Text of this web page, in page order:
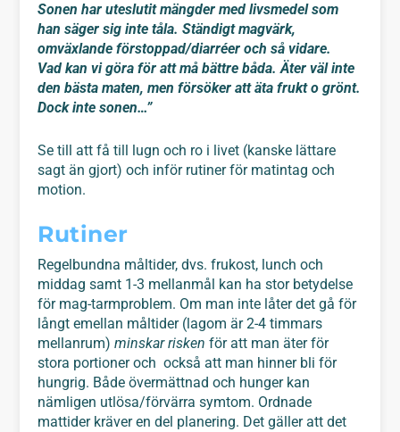
Sonen har uteslutit mängder med livsmedel som
han säger sig inte tåla. Ständigt magvärk,
omväxlande förstoppad/diarréer och så vidare.
Vad kan vi göra för att må bättre båda. Äter väl inte
den bästa maten, men försöker attäta frukt o grönt.
Dock inte sonen…”
Se till att få till lugn och ro i livet (kanske lättare
sagt än gjort) och inför rutiner för matintag och
motion.
Rutiner
Regelbundna måltider, dvs. frukost, lunch och
middag samt 1-3 mellanmål kan ha stor betydelse
för mag-tarmproblem. Om man inte låter det gå för
långt emellan måltider (lagom är 2-4 timmars
mellanrum)minskar risken för att man äter för
stora portioner och också att man hinner bli för
hungrig. Både övermättnad och hunger kan
nämligen utlösa/förvärra symtom. Ordnade
mattider kräver en del planering. Det gäller att det